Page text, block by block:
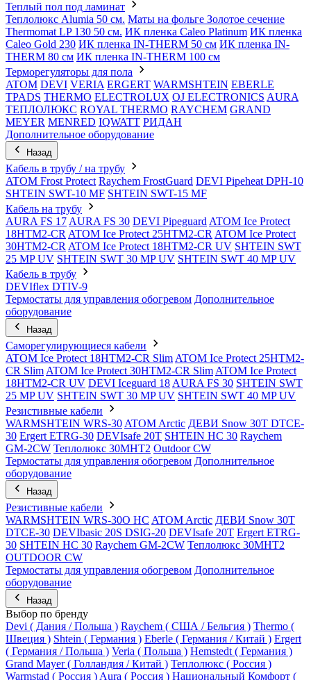
Теплый пол под ламинат
Теплолюкс Alumia 50 см. Маты на фольге Золотое сечение
Thermomat LP 130 50 cм. ИК пленка Caleo Platinum ИК пленка
Caleo Gold 230 ИК пленка IN-THERM 50 см ИК пленка IN-
THERM 80 см ИК пленка IN-THERM 100 см
Терморегуляторы для пола
ATOM DEVI VERIA ERGERT WARMSHTEIN EBERLE
TPADS THERMO ELECTROLUX OJ ELECTRONICS AURA
ТЕПЛОЛЮКС ROYAL THERMO RAYCHEM GRAND
MEYER MENRED IQWATT РИДАН
Дополнительное оборудование
Назад
Кабель в трубу / на трубу
ATOM Frost Protect Raychem FrostGuard DEVI Pipeheat DPH-10
SHTEIN SWT-10 MF SHTEIN SWT-15 MF
Кабель на трубу
AURA FS 17 AURA FS 30 DEVI Pipeguard ATOM Ice Protect
18HTM2-CR ATOM Ice Protect 25HTM2-CR ATOM Ice Protect
30HTM2-CR ATOM Ice Protect 18HTM2-CR UV SHTEIN SWT
25 MP UV SHTEIN SWT 30 MP UV SHTEIN SWT 40 MP UV
Кабель в трубу
DEVIflex DTIV-9
Термостаты для управления обогревом Дополнительное
оборудование
Назад
Саморегулирующиеся кабели
ATOM Ice Protect 18HTM2-CR Slim ATOM Ice Protect 25HTM2-
CR Slim ATOM Ice Protect 30HTM2-CR Slim ATOM Ice Protect
18HTM2-CR UV DEVI Iceguard 18 AURA FS 30 SHTEIN SWT
25 MP UV SHTEIN SWT 30 MP UV SHTEIN SWT 40 MP UV
Резистивные кабели
WARMSHTEIN WRS-30 ATOM Arctic ДЕВИ Snow 30T DTCE-
30 Ergert ETRG-30 DEVIsafe 20T SHTEIN HC 30 Raychem
GM-2CW Теплолюкс 30МНТ2 Outdoor CW
Термостаты для управления обогревом Дополнительное
оборудование
Назад
Резистивные кабели
WARMSHTEIN WRS-30O HC ATOM Arctic ДЕВИ Snow 30T
DTCE-30 DEVIbasic 20S DSIG-20 DEVIsafe 20T Ergert ETRG-
30 SHTEIN HC 30 Raychem GM-2CW Теплолюкс 30МНТ2
OUTDOOR CW
Термостаты для управления обогревом Дополнительное
оборудование
Назад
Выбор по бренду
Devi ( Дания / Польша ) Raychem ( США / Бельгия ) Thermo (
Швеция ) Shtein ( Германия ) Eberle ( Германия / Китай ) Ergert
( Германия / Польша ) Veria ( Польша ) Hemstedt ( Германия )
Grand Mayer ( Голландия / Китай ) Теплолюкс ( Россия )
Warmstad ( Россия ) Aura ( Россия ) Национальный Комфорт (